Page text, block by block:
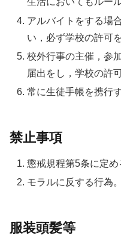
アルバイトをする場
い，必ず学校の許可
校外行事の主催，参
届出をし，学校の許
常に生徒手帳を携行
禁止事項
懲戒規程第5条に定め
モラルに反する行為。
服装頭髪等